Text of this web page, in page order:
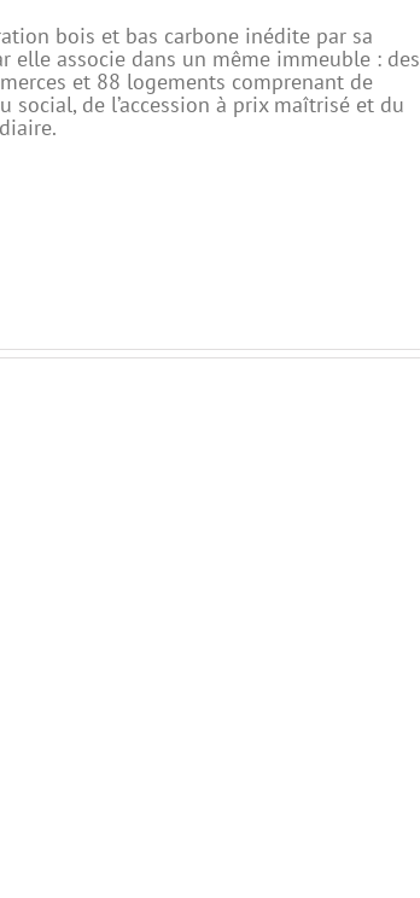
bois et bas carbone inédite par sa
elle associe dans un même immeuble : des
et 88 logements comprenant de
social, de l’accession à prix maîtrisé et du